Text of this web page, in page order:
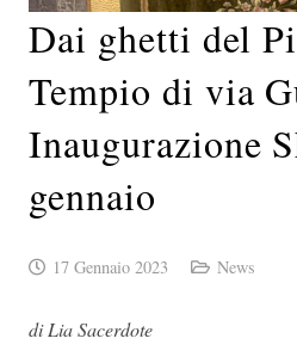
Dai ghetti del
Tempio di via
Inaugurazione
gennaio
17 Gennaio 2023 News
di Lia Sacerdote